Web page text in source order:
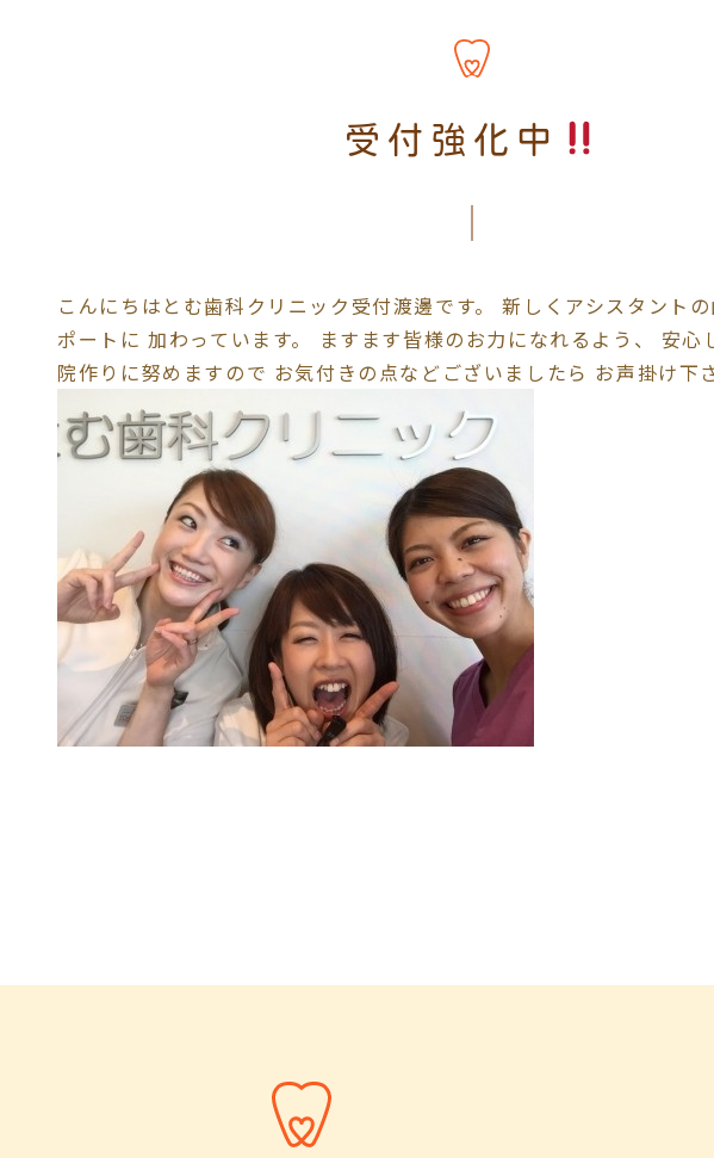
受付強化中
こんにちはとむ歯科クリニック受付渡邊です。 新しくアシスタント
ポートに 加わっています。 ますます皆様のお力になれるよう、 安心
院作りに努めますので お気付きの点などございましたら お声掛け下